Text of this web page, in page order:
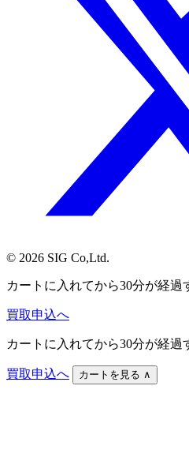
© 2026 SIG Co,Ltd.
カートに入れてから30分が経
買取申込へ
カートに入れてから30分が経
買取申込へ カートを見る ∧